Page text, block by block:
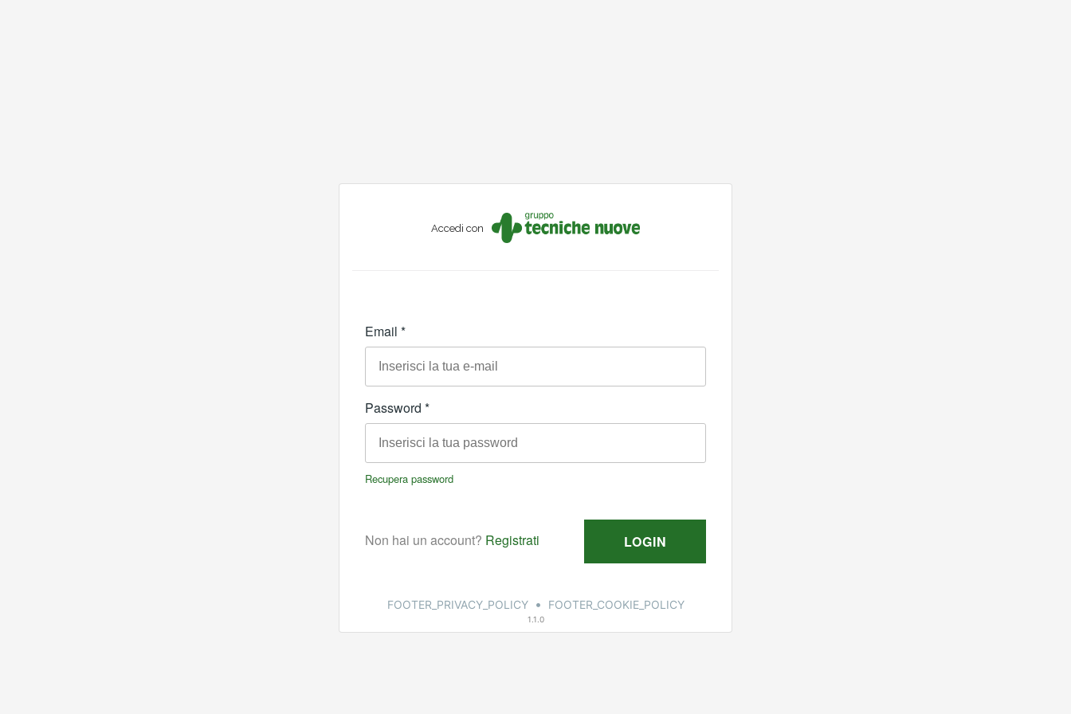
Accedi con
FOOTER_PRIVACY_POLICY • FOOTER_COOKIE_POLICY
1.1.0